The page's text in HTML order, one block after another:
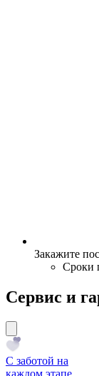
Закажите
Сроки
Сервис и
С заботой на